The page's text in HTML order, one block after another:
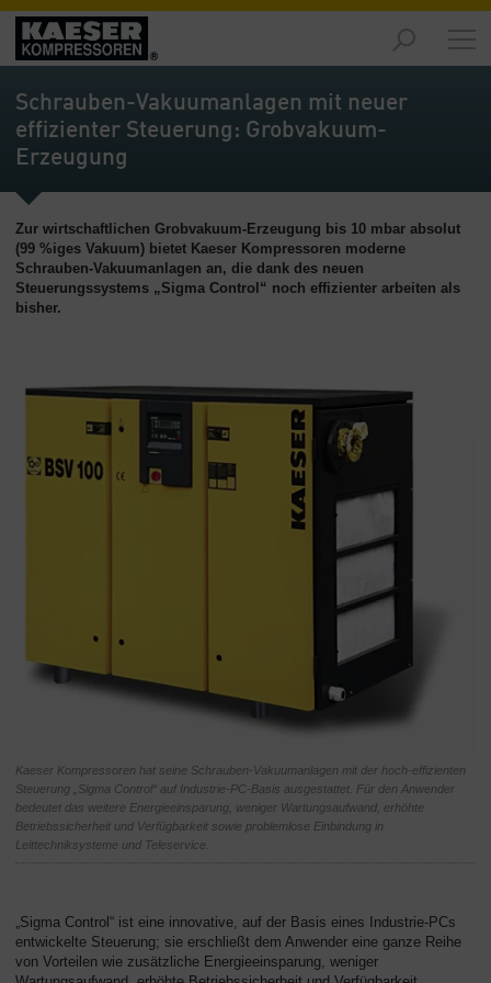
Produkte
-
Übersicht
Märkte
Übersicht
Lösungen
-
Übersicht
Übersicht
Unternehmen
Übersicht
Schrauben-Vakuumanlagen mit neuer
effizienter Steuerung: Grobvakuum-
Erzeugung
Zur wirtschaftlichen Grobvakuum-Erzeugung bis 10 mbar absolut
(99 %iges Vakuum) bietet Kaeser Kompressoren moderne
Schrauben-Vakuumanlagen an, die dank des neuen
Steuerungssystems „Sigma Control“ noch effizienter arbeiten als
bisher.
Kaeser Kompressoren hat seine Schrauben-Vakuumanlagen mit der hoch-effizienten
Steuerung „Sigma Control“ auf Industrie-PC-Basis ausgestattet. Für den Anwender
bedeutet das weitere Energieeinsparung, weniger Wartungsaufwand, erhöhte
Betriebssicherheit und Verfügbarkeit sowie problemlose Einbindung in
Leittechniksysteme und Teleservice.
„Sigma Control“ ist eine innovative, auf der Basis eines Industrie-PCs
entwickelte Steuerung; sie erschließt dem Anwender eine ganze Reihe
von Vorteilen wie zusätzliche Energieeinsparung, weniger